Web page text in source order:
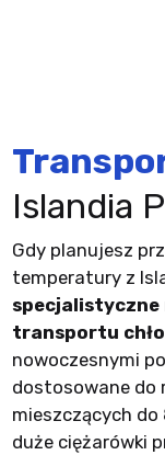
Islandia
Gdy planujesz
temperatury z
specjalistyczne
transportu
nowoczesnymi
dostosowane do
mieszczących
duże ciężarówki